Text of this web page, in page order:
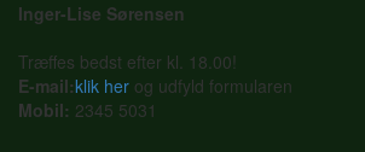
Inger-Lise Sørensen
Træffes bedst efter kl. 18.00!
E-mail:klik her og udfyld formularen
Mobil: 2345 5031